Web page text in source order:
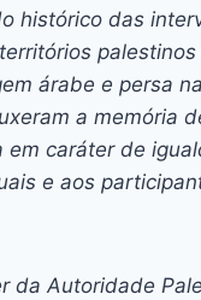
histórico das
árabe e persa
a memória
em caráter de
e aos
da Autoridade